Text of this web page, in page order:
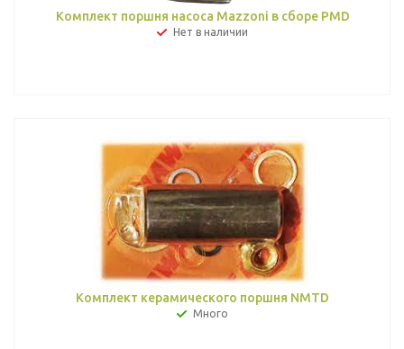
Комплект поршня насоса Mazzoni в сборе PMD
Нет в наличии
Комплект керамического поршня NMTD
Много